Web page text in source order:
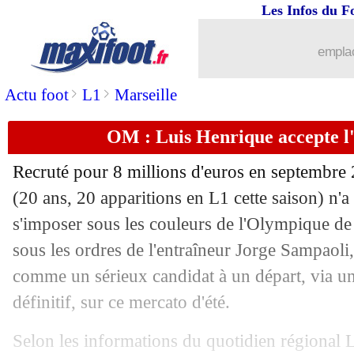
Actu foot> L1 > Marseille
Les Infos du
OM : Luis Henrique accepte
Recruté pour 8 millions d'euros en
(20 ans, 20 apparitions en L1 cette saison)
s'imposer sous les couleurs de l'Olympique
sous les ordres de l'entraîneur Jorge
comme un sérieux candidat à un départ, via
définitif, sur ce mercato d'été.
Selon les informations du quotidien régional
Argentine
02/06 ASSE
02/06 Real: Rüdiger a signé 4 ans !
02/06 Bordeaux : Hwang veut très vite filer
02/06 Italie: le constat lucide de Mancini
02/06 Séville: trois pistes défensives en L1
02/06 Lyon: Lacazette, un retour vraiment
02/06 ASSE: Batlles en approche